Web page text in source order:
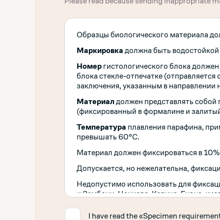
тестирование Меланомы,
используется в клинической
высокопроизводительного
мутаций в опухоли, в том числе новых
обоснования соответствующей
секвенированием Использование ДНК
все типы генетических изменений, в
Исследования методом NGS имеют
тесте, используя небольшое
сроки, чем последовательный поиск
максимально полную информацию о
что дает наиболее широкие
подходящую тактику лечения болезни
Микросателлитная нестабильность
определенных участков генома —
в результате нарушений в системе
MMR» системе). Высокий уровень MSI
заболевания, маркером,
Образцы биологического материала
Маркировкадолжна быть
Номергистологического блока
блока стекле-отпечатке
заключения, указанным в направлении
Материалдолжен представлять
(фиксированный в формалине и
Температура плавления парафина,
превышать 60°С.
Материал должен фиксироваться в
Допускается, но нежелательна,
Недопустимо использовать для
и Замбони, Ценкера, Карнуа, Буэна,
I have read the «Specimen